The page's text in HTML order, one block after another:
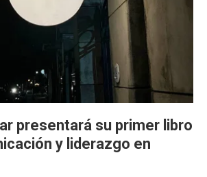
presentará su primer libro
y liderazgo en